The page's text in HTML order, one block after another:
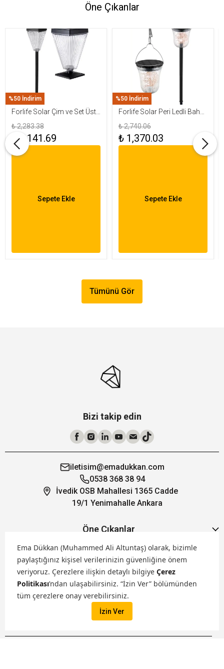
Ema Dükkan (Muhammed Ali Altuntaş) olarak, bizimle
paylaştığınız kişisel verilerinizin güvenliğine önem
veriyoruz. Çerezlere ilişkin detaylı bilgiye Çerez
Politikası’ndan ulaşabilirsiniz. “İzin Ver” bölümünden
tüm çerezlere onay verebilirsiniz.
İzin Ver
Öne Çıkanlar
%50 İndirim
Forlife Solar Çim ve Set Üstü
Armatür 15W FL-3283
₺ 2,283.38
₺ 1,141.69
Sepete Ekle
%50 İndirim
Forlife Solar Peri Ledli Bahçe
Aydınlatma Armatürü FL-
3284
₺ 2,740.06
₺ 1,370.03
Sepete Ekle
Tümünü Gör
Bizi takip edin
iletisim@emadukkan.com
0538 368 38 94
İvedik OSB Mahallesi 1365 Cadde
19/1 Yenimahalle Ankara
Öne Çıkanlar
Hakkımızda
Markalarımız
Satış Kanallarımız